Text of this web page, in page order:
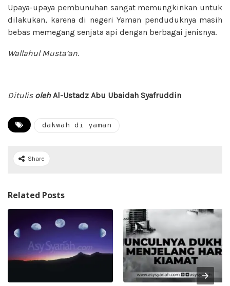
Upaya-upaya pembunuhan sangat memungkinkan untuk
dilakukan, karena di negeri Yaman penduduknya masih
bebas memegang senjata api dengan berbagai jenisnya.
Wallahul Musta’an.
Ditulis olehAl-Ustadz Abu Ubaidah Syafruddin
dakwah di yaman
Share
Related Posts